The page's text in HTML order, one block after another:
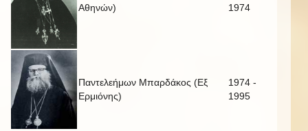
Αθηνών)
1974
Παντελεήμων Μπαρδάκος (Εξ
Ερμιόνης)
1974 -
1995